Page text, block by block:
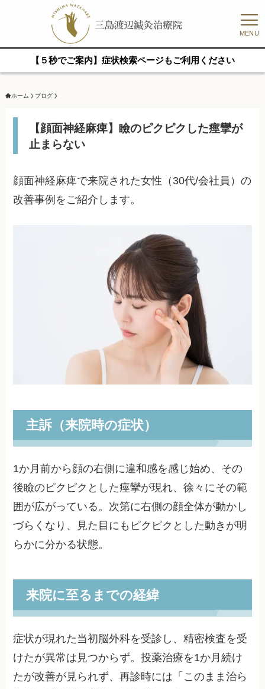
MENU
【５秒でご案内】症状検索ページもご利用ください
ホーム ブログ
【顔面神経麻痺】瞼のピクピクした痙攣が
止まらない
顔面神経麻痺で来院された女性（30代/会社員）の
改善事例をご紹介します。
主訴（来院時の症状）
1か月前から顔の右側に違和感を感じ始め、その
後瞼のピクピクとした痙攣が現れ、徐々にその範
囲が広がっている。次第に右側の顔全体が動かし
づらくなり、見た目にもピクピクとした動きが明
らかに分かる状態。
来院に至るまでの経緯
症状が現れた当初脳外科を受診し、精密検査を受
けたが異常は見つからず。投薬治療を1か月続け
たが改善が見られず、再診時には「このまま治ら